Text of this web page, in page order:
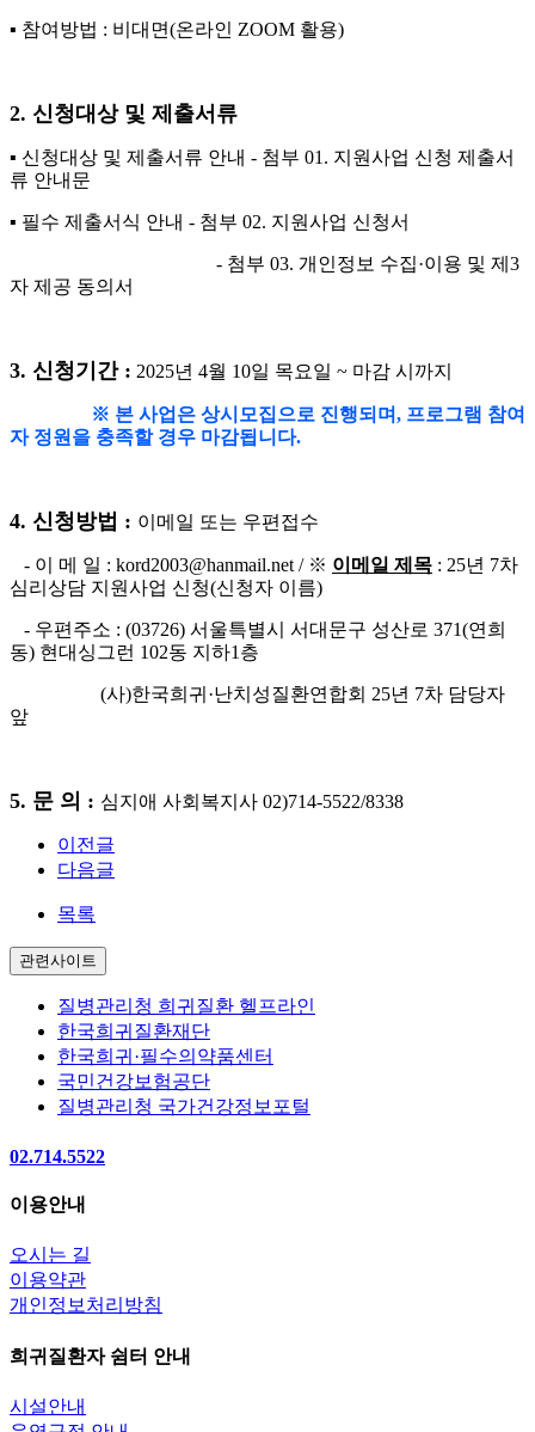
▪ 참여방법 : 비대면(온라인 ZOOM 활용)
2. 신청대상 및 제출서류
▪ 신청대상 및 제출서류 안내 - 첨부 01. 지원사업 신청 제출서
류 안내문
▪ 필수 제출서식 안내 - 첨부 02. 지원사업 신청서
- 첨부03.개인정보 수집·이용 및 제3
자 제공 동의서
3. 신청기간 : 2025년 4월 10일 목요일 ~ 마감 시까지
※ 본 사업은 상시모집으로 진행되며, 프로그램 참여
자 정원을 충족할 경우 마감됩니다.
4. 신청방법 : 이메일 또는 우편접수
- 이 메 일 : kord2003@hanmail.net / ※ 이메일 제목 : 25년 7차
심리상담 지원사업 신청(신청자 이름)
- 우편주소 : (03726) 서울특별시 서대문구 성산로 371(연희
동) 현대싱그런 102동 지하1층
(사)한국희귀 ·난치성질환연합회 25년 7차 담당자
앞
5. 문 의 : 심지애 사회복지사 02)714-5522/8338
이전글
다음글
목록
관련사이트
질병관리청 희귀질환 헬프라인
한국희귀질환재단
한국희귀·필수의약품센터
국민건강보험공단
질병관리청 국가건강정보포털
02.714.5522
이용안내
오시는 길
이용약관
개인정보처리방침
희귀질환자 쉼터 안내
시설안내